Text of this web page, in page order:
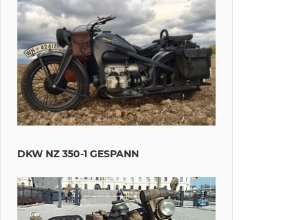
DKW NZ 350-1 GESPANN